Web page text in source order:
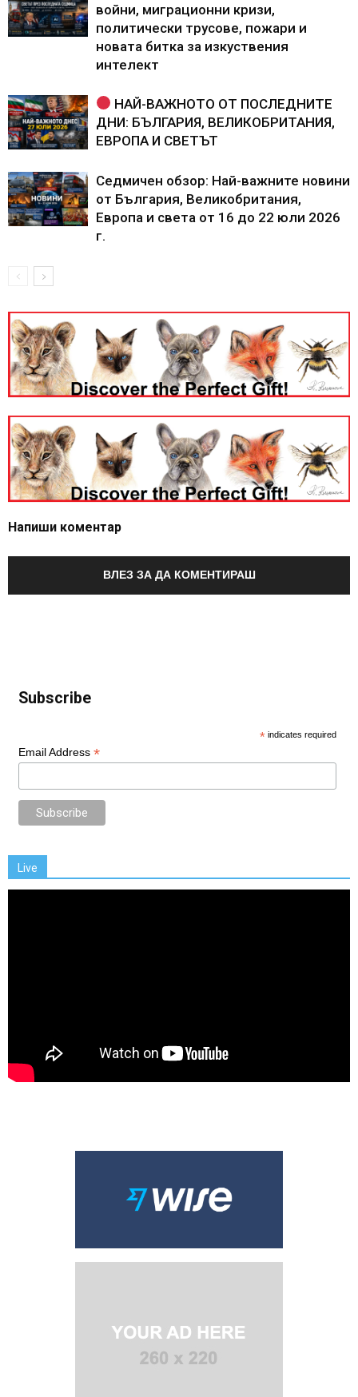
войни, миграционни кризи,
политически трусове, пожари и
новата битка за изкуствения
интелект
НАЙ-ВАЖНОТО ОТ ПОСЛЕДНИТЕ
ДНИ: БЪЛГАРИЯ, ВЕЛИКОБРИТАНИЯ,
ЕВРОПА И СВЕТЪТ
Седмичен обзор: Най-важните новини
от България, Великобритания,
Европа и света от 16 до 22 юли 2026
г.
Напиши коментар
ВЛЕЗ ЗА ДА КОМЕНТИРАШ
Subscribe
* indicates required
Email Address *
Live